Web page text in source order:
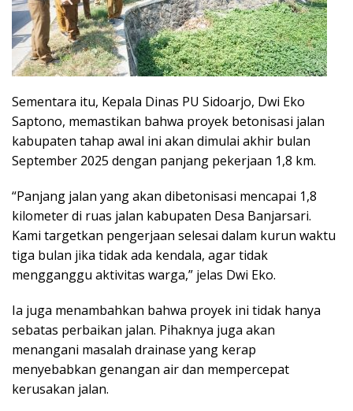
Sementara itu, Kepala Dinas PU Sidoarjo, Dwi Eko
Saptono, memastikan bahwa proyek betonisasi jalan
kabupaten tahap awal ini akan dimulai akhir bulan
September 2025 dengan panjang pekerjaan 1,8 km.
“Panjang jalan yang akan dibetonisasi mencapai 1,8
kilometer di ruas jalan kabupaten Desa Banjarsari.
Kami targetkan pengerjaan selesai dalam kurun waktu
tiga bulan jika tidak ada kendala, agar tidak
mengganggu aktivitas warga,” jelas Dwi Eko.
Ia juga menambahkan bahwa proyek ini tidak hanya
sebatas perbaikan jalan. Pihaknya juga akan
menangani masalah drainase yang kerap
menyebabkan genangan air dan mempercepat
kerusakan jalan.